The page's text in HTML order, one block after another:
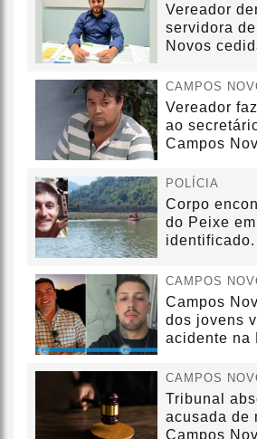
Vereador
servidora
Novos
CAMPOS
Vereador
ao
Campos
POLÍCIA
Corpo
do Peixe
identificado.
CAMPOS
Campos
dos jovens
acidente na
CAMPOS
Tribunal
acusada de
Campos